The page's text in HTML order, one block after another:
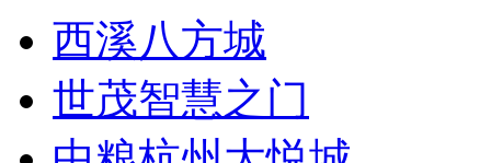
西溪八方城
世茂智慧之门